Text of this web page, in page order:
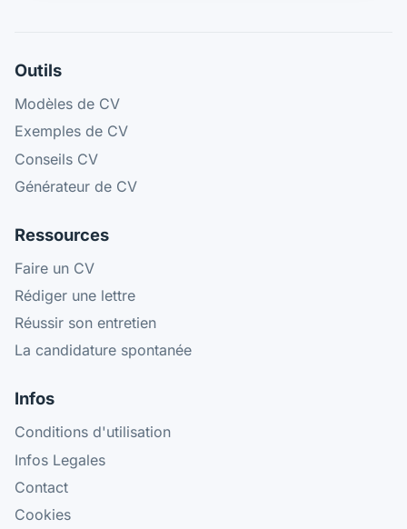
Outils
Modèles de CV
Exemples de CV
Conseils CV
Générateur de CV
Ressources
Faire un CV
Rédiger une lettre
Réussir son entretien
La candidature spontanée
Infos
Conditions d'utilisation
Infos Legales
Contact
Cookies